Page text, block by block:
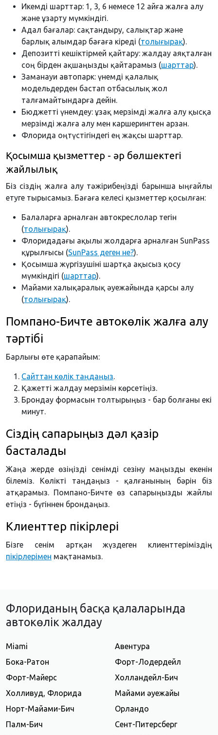
Икемді шарттар: 1, 3, 6 немесе 12 айға жалға алу
және ұзарту мүмкіндігі.
Адал бағалар: сақтандыру, салықтар және
барлық алымдар бағаға кіреді (толығырақ).
Депозитті кешіктірмей қайтару: жалдау аяқталған
соң бірден ақшаңызды қайтарамыз (шарттар).
Заманауи автопарк: үнемді қалалық
модельдерден бастап отбасылық жол
талғамайтындарға дейін.
Бюджетті үнемдеу: ұзақ мерзімді жалға алу қысқа
мерзімді жалға алу мен каршерингтен арзан.
Флорида оңтүстігіндегі ең жақсы шарттар.
Қосымша қызметтер - әр бөлшектегі
жайлылық
Біз сіздің жалға алу тәжірибеңізді барынша ыңғайлы
етуге тырысамыз. Бағаға келесі қызметтер қосылған:
Балаларға арналған автокреслолар тегін
(толығырақ).
Флоридадағы ақылы жолдарға арналған SunPass
құрылғысы (SunPass деген не?).
Қосымша жүргізушіні шартқа ақысыз қосу
мүмкіндігі (шарттар).
Майами халықаралық әуежайында қарсы алу
(толығырақ).
Помпано-Бичте автокөлік жалға алу
тәртібі
Барлығы өте қарапайым:
Сайттан көлік таңдаңыз.
Қажетті жалдау мерзімін көрсетіңіз.
Брондау формасын толтырыңыз - бар болғаны екі
минут.
Сіздің сапарыңыз дәл қазір
басталады
Жаңа жерде өзіңізді сенімді сезіну маңызды екенін
білеміз. Көлікті таңдаңыз - қалғанының бәрін біз
атқарамыз. Помпано-Бичте өз сапарыңызды жайлы
етіңіз - бүгіннен брондаңыз.
Клиенттер пікірлері
Бізге сенім артқан жүздеген клиенттеріміздің
пікірлерімен мақтанамыз.
Флориданың басқа қалаларында
автокөлік жалдау
Miami
Авентура
Бока-Ратон
Форт-Лодердейл
Форт-Майерс
Холландейл-Бич
Холливуд, Флорида
Майами әуежайы
Норт-Майами-Бич
Орландо
Палм-Бич
Сент-Питерсберг